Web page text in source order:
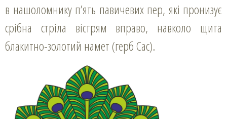
в нашоломнику п’ять павичевих пер, які пронизує
срібна стріла вістрям вправо, навколо щита
блакитно-золотий намет (герб Сас).